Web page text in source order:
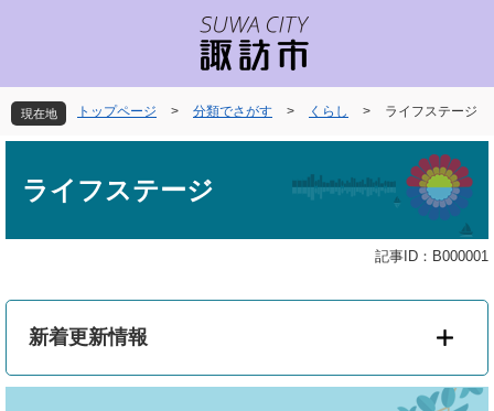
先
頭
を
飛
文
現在地 トップページ > 分類でさがす > くらし > ライフステージ
ライフステージ
記事ID：B000001
新着更新情報